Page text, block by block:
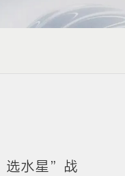
选水星”战